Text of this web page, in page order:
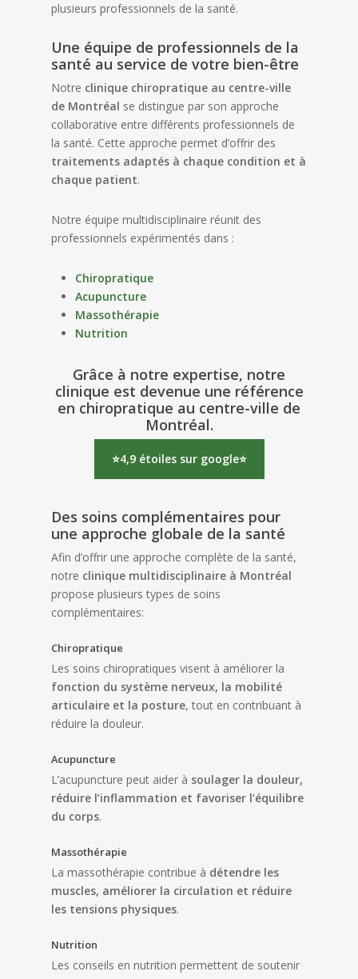
plusieurs professionnels de la santé.
Une équipe de professionnels de la
santé au service de votre bien-être
Notre clinique chiropratique au centre-ville
de Montréal se distingue par son approche
collaborative entre différents professionnels de
la santé. Cette approche permet d’offrir des
traitements adaptés à chaque condition et à
chaque patient.
Notre équipe multidisciplinaire réunit des
professionnels expérimentés dans :
Chiropratique
Acupuncture
Massothérapie
Nutrition
Grâce à notre expertise, notre
clinique est devenue une référence
en chiropratique au centre-ville de
Montréal.
⭐4,9 étoiles sur google⭐
Des soins complémentaires pour
une approche globale de la santé
Afin d’offrir une approche complète de la santé,
notre clinique multidisciplinaire à Montréal
propose plusieurs types de soins
complémentaires:
Chiropratique
Les soins chiropratiques visent à améliorer la
fonction du système nerveux, la mobilité
articulaire et la posture, tout en contribuant à
réduire la douleur.
Acupuncture
L’acupuncture peut aider à soulager la douleur,
réduire l’inflammation et favoriser l’équilibre
du corps.
Massothérapie
La massothérapie contribue à détendre les
muscles, améliorer la circulation et réduire
les tensions physiques.
Nutrition
Les conseils en nutrition permettent de soutenir